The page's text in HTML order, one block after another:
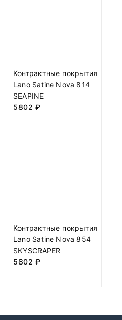
Контрактные покрытия
Lano Satine Nova 814
SEAPINE
5802 ₽
Контрактные покрытия
Lano Satine Nova 854
SKYSCRAPER
5802 ₽